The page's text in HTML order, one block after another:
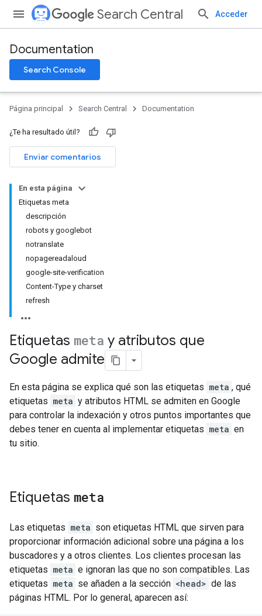
Search Central Acceder
Documentation
Search Console
Página principal Search Central Documentation
¿Te ha resultado útil?
Enviar comentarios
En esta página
Etiquetas meta
descripción
robots y googlebot
notranslate
nopagereadaloud
google-site-verification
Content-Type y charset
refresh
Etiquetas meta y atributos que
Google admite
En esta página se explica qué son las etiquetas meta , qué
etiquetas meta y atributos HTML se admiten en Google
para controlar la indexación y otros puntos importantes que
debes tener en cuenta al implementar etiquetas meta en
tu sitio.
Etiquetas meta
Las etiquetas meta son etiquetas HTML que sirven para
proporcionar información adicional sobre una página a los
buscadores y a otros clientes. Los clientes procesan las
etiquetas meta e ignoran las que no son compatibles. Las
etiquetas meta se añaden a la sección <head> de las
páginas HTML. Por lo general, aparecen así: